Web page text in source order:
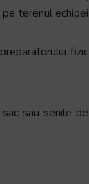
terenul echipei
fizic
sau seriile de